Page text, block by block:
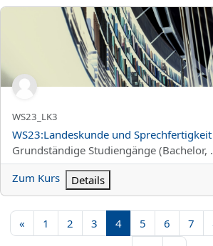
WS23:Landeskunde und Sprechfertigkeit 3
Kurzer Kursname
WS23_LK3
Kursname
WS23:Landeskunde und
Kursbereich
Grundständige Studiengänge (Bachelor,
Zum Kurs
Details
« Vorherige Seite
1 Seite 1
2 Seite 2
3 Seite 3
4Seite 4
5 Seite 5
6 Seite 6
7